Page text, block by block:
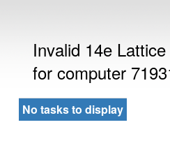
Invalid 14e
for computer
No tasks to display